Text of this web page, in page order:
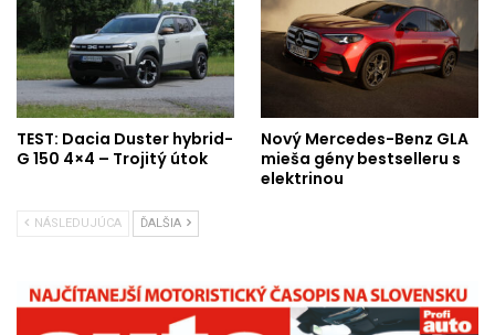
TEST: Dacia Duster hybrid-
G 150 4×4 – Trojitý útok
Nový Mercedes-Benz GLA
mieša gény bestselleru s
elektrinou
NÁSLEDUJÚCA ĎALŠIA